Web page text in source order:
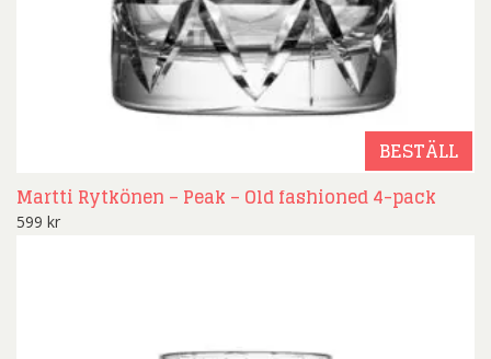
BESTÄLL
Martti Rytkönen – Peak – Old fashioned 4-pack
599 kr